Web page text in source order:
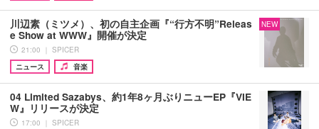
川辺素（ミツメ）、初の自主企画『“行方不明”Releas
e Show at WWW』開催が決定
21:00 ｜ SPICER
ニュース
音楽
NEW
04 Limited Sazabys、約1年8ヶ月ぶりニューEP『VIE
W』リリースが決定
17:00 ｜ SPICER